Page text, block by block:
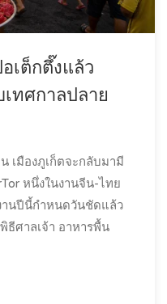
เต็กตึ๊งแล้ว
เทศกาลปลาย
เมืองภูเก็ตจะกลับมามี
หนึ่งในงานจีน-ไทย
านปีนี้กำหนดวันชัดแล้ว
ธีศาลเจ้า อาหารพื้น